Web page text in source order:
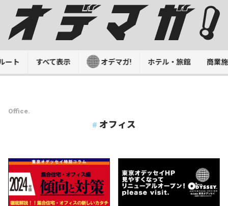
ート すべて表示 オデマガ! ホテル・旅館 商業
Office.
オフィス